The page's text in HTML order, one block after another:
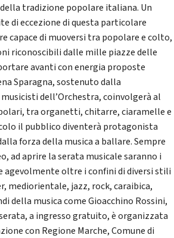
tradizione popolare italiana. Un
di eccezione di questa particolare
capace di muoversi tra popolare e colto,
riconoscibili dalle mille piazze delle
avanti con energia proposte
Sparagna, sostenuto dalla
dell’Orchestra, coinvolgerà al
tra organetti, chitarre, ciaramelle e
il pubblico diventerà protagonista
forza della musica a ballare. Sempre
ad aprire la serata musicale saranno i
agevolmente oltre i confini di diversi stili
mediorientale, jazz, rock, caraibica,
della musica come Gioacchino Rossini,
a ingresso gratuito, è organizzata
con Regione Marche, Comune di